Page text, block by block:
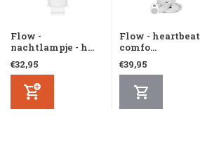
Flow -
nachtlampje - h...
€32,95
Flow - heartbeat
comfo...
€39,95